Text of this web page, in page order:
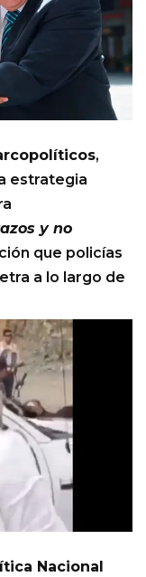
,
estrategia
y no
que policías
a lo largo de
Nacional